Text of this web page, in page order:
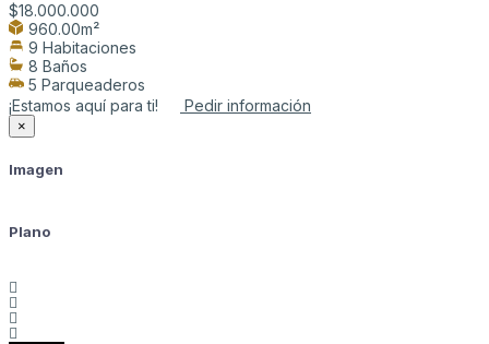
$18.000.000
960.00m²
9 Habitaciones
8 Baños
5 Parqueaderos
¡Estamos aquí para ti!
Pedir información
×
Imagen
Plano